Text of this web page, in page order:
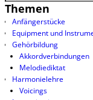
Themen
Anfängerstücke
Equipment und
Gehörbildung
Akkordverbindungen
Melodiediktat
Harmonielehre
Voicings